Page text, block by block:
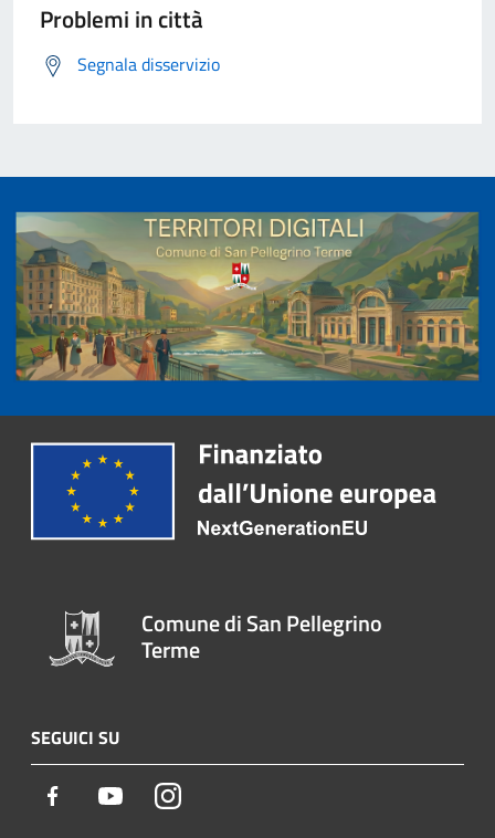
Problemi in città
Segnala disservizio
Comune di San Pellegrino
Terme
SEGUICI SU
Facebook YoutubeInstagram